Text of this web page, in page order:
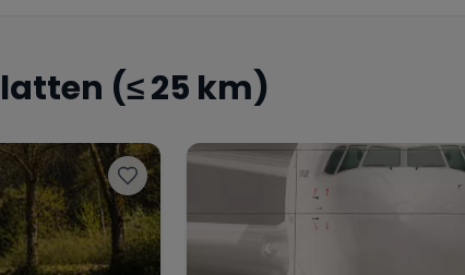
(≤ 25 km)